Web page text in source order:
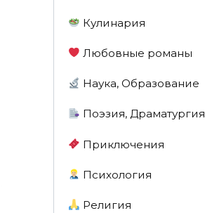
Кулинария
Любовные романы
Наука, Образование
Поэзия, Драматургия
Приключения
Психология
Религия